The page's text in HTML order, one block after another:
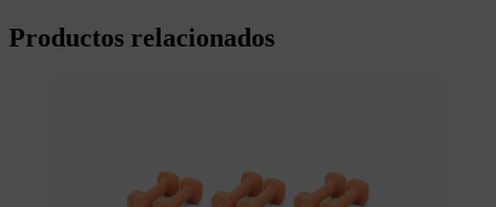
Productos relacionados